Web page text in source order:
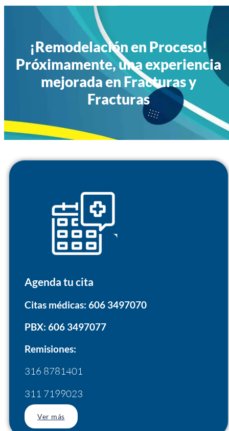
¡Remodelación en Proceso!
Próximamente, una experiencia
mejorada en Fracturas y
Fracturas
Agenda tu cita
Citas médicas: 606 3497070
PBX: 606 3497077
Remisiones:
316 8781401
311 7199023
Ver más